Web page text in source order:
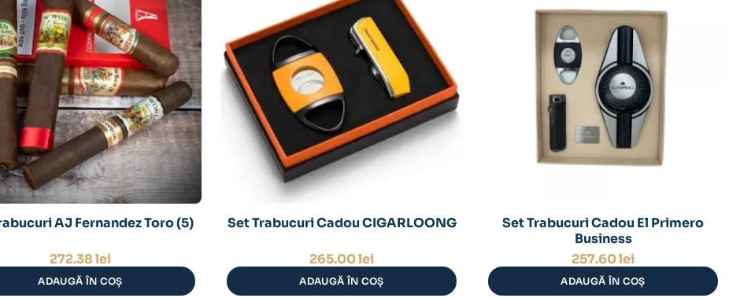
AJ Fernandez Toro (5)
272.38lei
ADAUGĂ ÎN COȘ
Set Trabucuri Cadou CIGARLOONG
265.00lei
ADAUGĂ ÎN COȘ
Set Trabucuri Cadou El Primero
Business
257.60lei
ADAUGĂ ÎN COȘ